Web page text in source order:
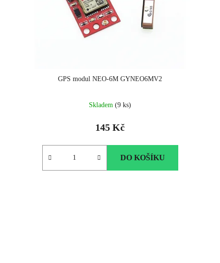
GPS modul NEO-6M GYNEO6MV2
Skladem (9 ks)
145 Kč
DO KOŠÍKU